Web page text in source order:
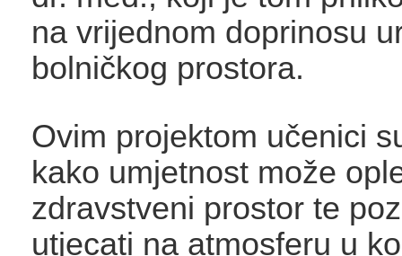
na vrijednom doprinosu
bolničkog prostora.
Ovim projektom učenici
kako umjetnost može
zdravstveni prostor te
utjecati na atmosferu u